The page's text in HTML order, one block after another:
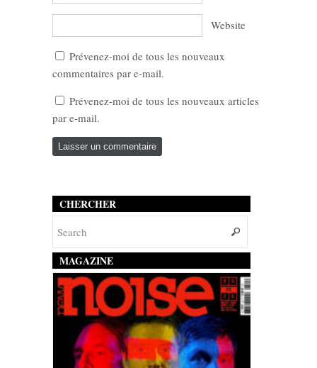
Website
Prévenez-moi de tous les nouveaux
commentaires par e-mail.
Prévenez-moi de tous les nouveaux articles
par e-mail.
CHERCHER
MAGAZINE